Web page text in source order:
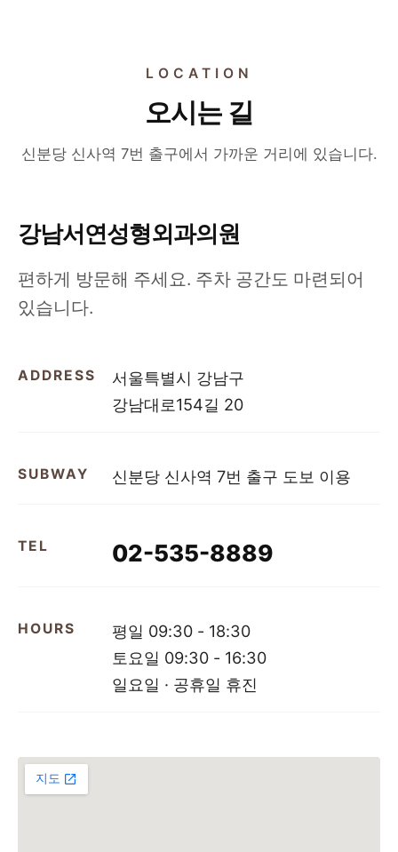
LOCATION
오시는 길
신분당 신사역 7번 출구에서 가까운 거리에 있습니다.
강남서연성형외과의원
편하게 방문해 주세요. 주차 공간도 마련되어
있습니다.
ADDRESS
서울특별시 강남구
강남대로154길 20
SUBWAY 신분당 신사역 7번 출구 도보 이용
TEL 02-535-8889
HOURS
평일 09:30 - 18:30
토요일 09:30 - 16:30
일요일 · 공휴일 휴진